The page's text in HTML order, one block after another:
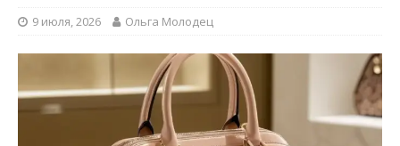
9 июля, 2026 Ольга Молодец